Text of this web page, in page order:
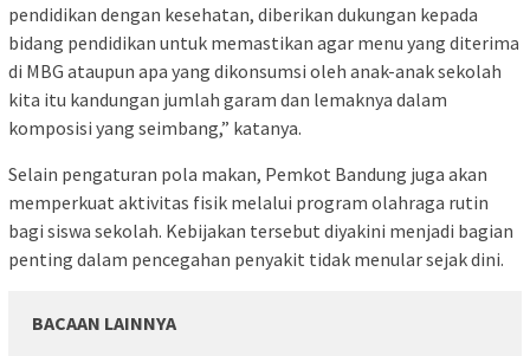
pendidikan dengan kesehatan, diberikan dukungan kepada
bidang pendidikan untuk memastikan agar menu yang diterima
di MBG ataupun apa yang dikonsumsi oleh anak-anak sekolah
kita itu kandungan jumlah garam dan lemaknya dalam
komposisi yang seimbang,” katanya.
Selain pengaturan pola makan, Pemkot Bandung juga akan
memperkuat aktivitas fisik melalui program olahraga rutin
bagi siswa sekolah. Kebijakan tersebut diyakini menjadi bagian
penting dalam pencegahan penyakit tidak menular sejak dini.
BACAAN LAINNYA